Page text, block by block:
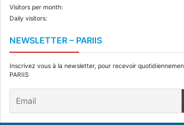
Visitors per month:
Daily visitors:
NEWSLETTER – PARIIS
Inscrivez vous à la newsletter, pour recevoir
PARIIS